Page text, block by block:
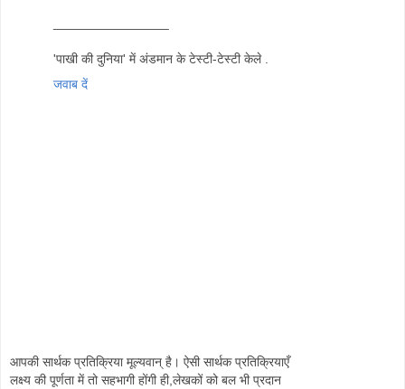
'पाखी की दुनिया' में अंडमान के टेस्टी-टेस्टी केले .
जवाब दें
आपकी सार्थक प्रतिक्रिया मूल्यवान् है। ऐसी सार्थक प्रतिक्रियाएँ
लक्ष्य की पूर्णता में तो सहभागी होंगी ही,लेखकों को बल भी प्रदान